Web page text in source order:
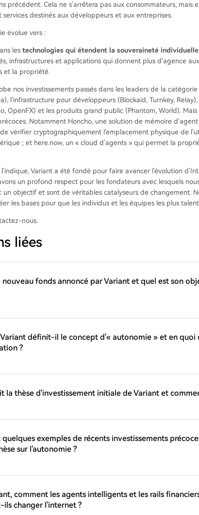
précédent. Cela ne s'arrêtera pas aux consommateurs, mais
services destinés aux développeurs et aux entreprises.
évolue vers :
les technologies qui étendent la souveraineté individuelle
infrastructures et applications qui donnent plus d'agence
et la propriété.
nos investissements passés dans les leaders de la
l'infrastructure pour développeurs (Blockaid, Turnkey,
OpenFX) et les produits grand public (Phantom, World).
Notamment Honcho, une solution de mémoire
vérifier cryptographiquement l'emplacement physique de
; et here.now, un « cloud d'agents » qui permet la
l'indique, Variant a été fondé pour faire avancer l'évolution
un profond respect pour les fondateurs avec lesquels
un objectif et sont de véritables catalyseurs de changement.
les bases pour que les individus et les équipes les plus
nous.
liées
nouveau fonds annoncé par Variant et quel est son
définit-il le concept d'« autonomie » et en
?
la thèse d'investissement initiale de Variant et
quelques exemples de récents investissements
sur l'autonomie ?
comment les agents intelligents et les rails
ils changer l'internet ?